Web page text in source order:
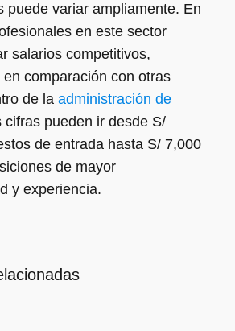
puede variar ampliamente. En
en este sector
salarios competitivos,
comparación con otras
de la administración de
cifras pueden ir desde S/
de entrada hasta S/ 7,000
de mayor
y experiencia.